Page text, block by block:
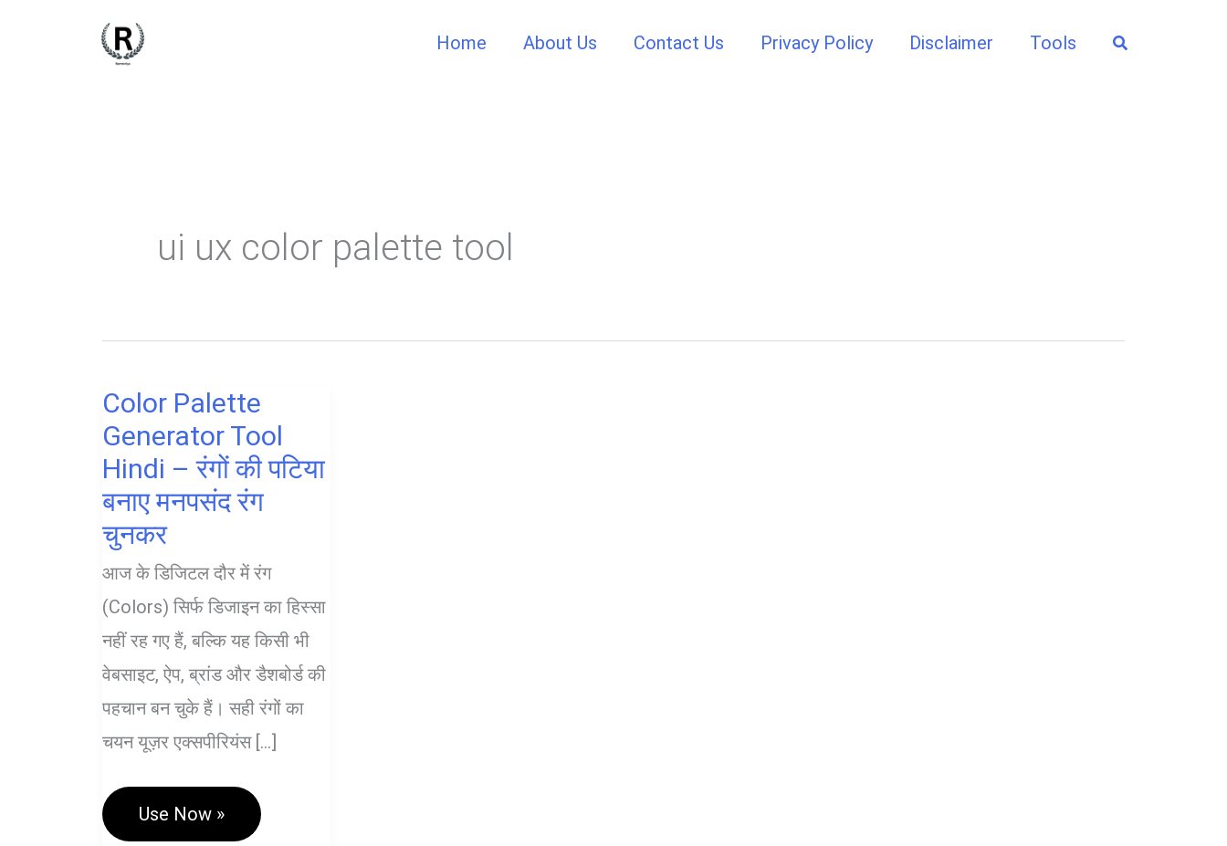
Home About Us Contact Us Privacy Policy Disclaimer Tools Search
ui ux color palette tool
Color Palette
Generator Tool
Hindi – रंगों की पटिया
बनाए मनपसंद रंग
चुनकर
आज के डिजिटल दौर में रंग
(Colors) सिर्फ डिजाइन का हिस्सा
नहीं रह गए हैं, बल्कि यह किसी भी
वेबसाइट, ऐप, ब्रांड और डैशबोर्ड की
पहचान बन चुके हैं। सही रंगों का
चयन यूज़र एक्सपीरियंस […]
Color
Use Now »